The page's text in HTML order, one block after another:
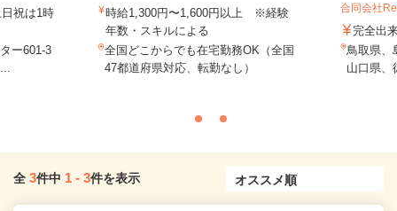
祝は1時
ー601-3
時給1,300円〜1,600円以上 ※経験
年数・スキルによる
全国どこからでも在宅勤務OK（全国
47都道府県対応、転勤なし）
合同会社
完全出
鳥取県、
山口県、
全 3件中 1 - 3件を表示